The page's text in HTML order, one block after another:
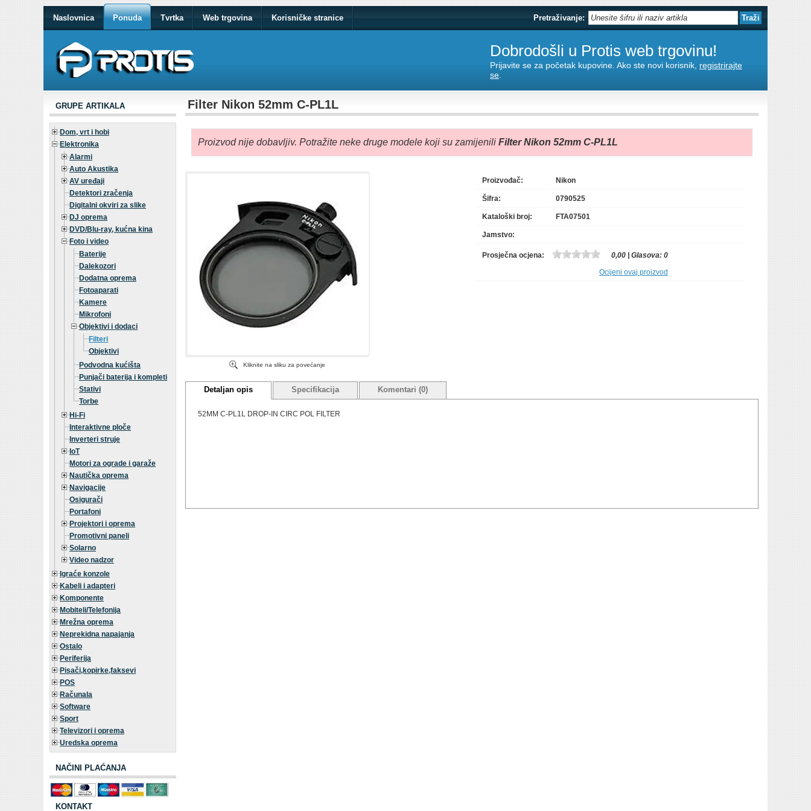
Naslovnica Ponuda Tvrtka Web trgovina Korisničke stranice Pretraživanje:
Dobrodošli u Protis web trgovinu!
Prijavite se za početak kupovine. Ako ste novi korisnik, registrirajte
se
GRUPE ARTIKALA
Dom, vrt i hobi
Elektronika
Alarmi
Auto Akustika
AV uređaji
Detektori zračenja
Digitalni okviri za slike
DJ oprema
DVD/Blu-ray, kućna kina
Foto i video
Baterije
Dalekozori
Dodatna oprema
Fotoaparati
Kamere
Mikrofoni
Objektivi i dodaci
Filteri
Objektivi
Podvodna kućišta
Punjači baterija i kompleti
Stativi
Torbe
Hi-Fi
Interaktivne ploče
Inverteri struje
IoT
Motori za ograde i garaže
Nautička oprema
Navigacije
Osigurači
Portafoni
Projektori i oprema
Promotivni paneli
Solarno
Video nadzor
Igraće konzole
Kabeli i adapteri
Komponente
Mobiteli/Telefonija
Mrežna oprema
Neprekidna napajanja
Ostalo
Periferija
Pisači,kopirke,faksevi
POS
Računala
Software
Sport
Televizori i oprema
Uredska oprema
NAČINI PLAĆANJA
KONTAKT
Filter Nikon 52mm C-PL1L
Proizvod nije dobavljiv. Potražite neke druge modele koji su zamijenili Filter Nikon 52mm C-PL1L
Kliknite na sliku za povećanje
Proizvođač: Nikon
Šifra: 0790525
Kataloški broj: FTA07501
Jamstvo:
Prosječna ocjena: 0,00 | Glasova: 0
Ocijeni ovaj proizvod
Detaljan opis Specifikacija Komentari (0)
52MM C-PL1L DROP-IN CIRC POL FILTER